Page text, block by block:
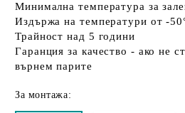
Минимална температура за
Издържа на температури от -
Трайност над 5 години
Гаранция за качество - ако не
върнем парите
За монтажа: